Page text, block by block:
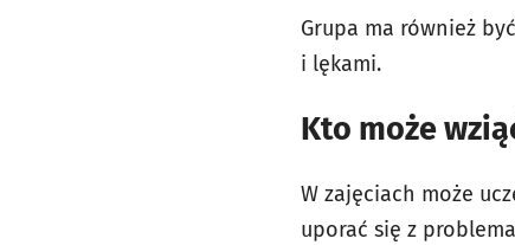
Grupa ma również
i lękami.
Kto może
W zajęciach może
uporać się z